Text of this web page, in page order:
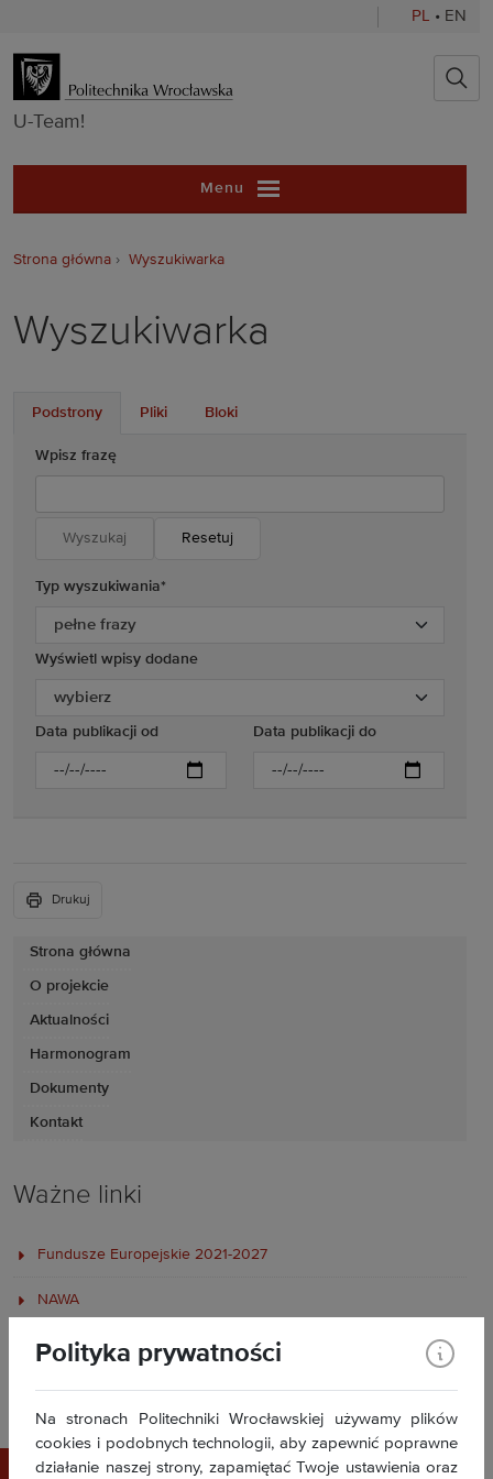
PL • EN
U-Team!
U-Team!
Menu
Strona główna
O projekcie
Aktualności
Harmonogram
Dokumenty
Kontakt
Ważne linki
Fundusze Europejskie 2021-2027
NAWA
Dział Projektów PWr
Sieć Unite!
Strona główna Wyszukiwarka
Wyszukiwarka
Podstrony Pliki Bloki
Wpisz frazę
Resetuj
Typ wyszukiwania*
Wyświetl wpisy dodane
Data publikacji od Data publikacji do
Drukuj
Polityka prywatności
Na stronach Politechniki Wrocławskiej używamy plików
cookies i podobnych technologii, aby zapewnić poprawne
działanie naszej strony, zapamiętać Twoje ustawienia oraz